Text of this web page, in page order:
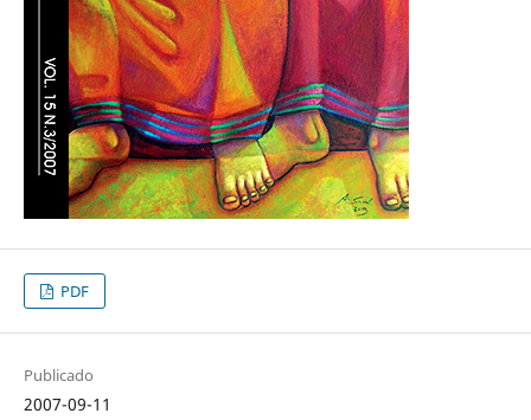
PDF
Publicado
2007-09-11